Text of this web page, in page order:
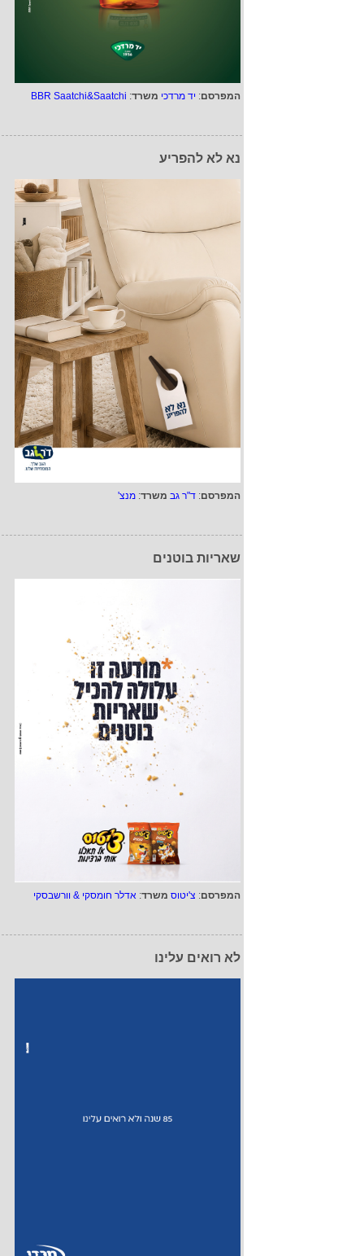
המפרסם: יד מרדכי משרד:
BBR Saatchi&Saatchi
נא לא להפריע
המפרסם: ד"ר גב משרד: מנצ'
שאריות בוטנים
המפרסם: צ'יטוס משרד: אדלר חומסקי & וורשבסקי
לא רואים עלינו